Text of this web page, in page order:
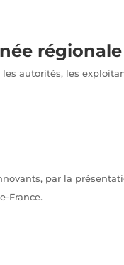
autorités, les
par la
France.